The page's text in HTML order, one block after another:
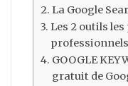
La Google
Les 2 outils
professionnels
GOOGLE
gratuit de